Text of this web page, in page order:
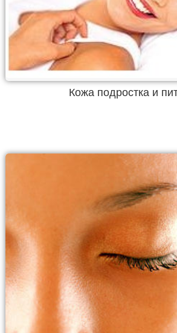
Кожа подростка и